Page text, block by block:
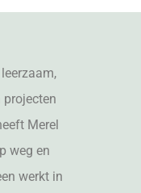
projecten
Merel
weg en
werkt in